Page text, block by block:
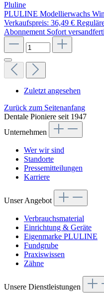
Pluline
PLULINE Modellierwachs
Verkaufspreis: 36,49 €
Abonnement Sofort
Zuletzt angesehen
Zurück zum Seitenanfang
Dentale Pioniere seit 1947
Unternehmen
Wer wir sind
Standorte
Pressemitteilungen
Karriere
Unser Angebot
Verbrauchsmaterial
Einrichtung & Geräte
Eigenmarke PLULINE
Fundgrube
Praxiswissen
Zähne
Unsere Dienstleistungen